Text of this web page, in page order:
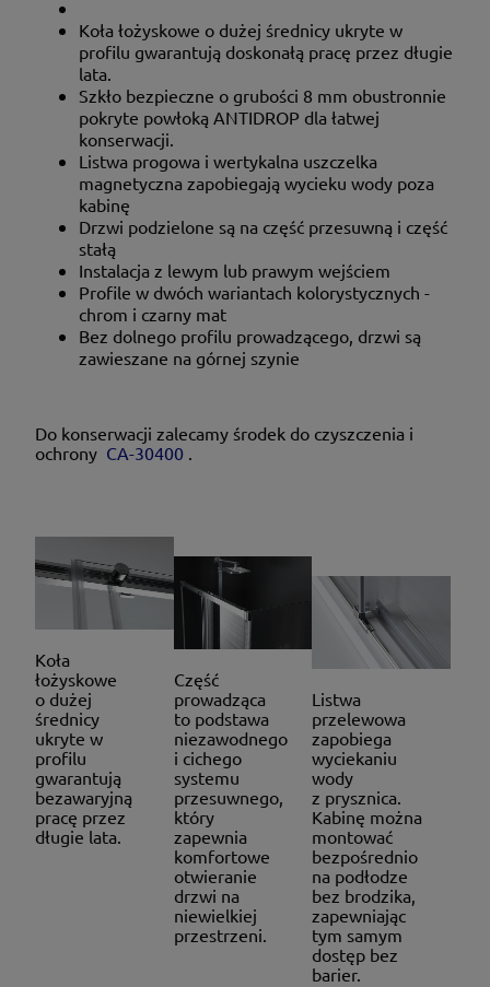
Koła łożyskowe o dużej średnicy ukryte w
profilu gwarantują doskonałą pracę przez długie
lata.
Szkło bezpieczne o grubości 8 mm obustronnie
pokryte powłoką ANTIDROP dla łatwej
konserwacji.
Listwa progowa i wertykalna uszczelka
magnetyczna zapobiegają wycieku wody poza
kabinę
Drzwi podzielone są na część przesuwną i część
stałą
Instalacja z lewym lub prawym wejściem
Profile w dwóch wariantach kolorystycznych -
chrom i czarny mat
Bez dolnego profilu prowadzącego, drzwi są
zawieszane na górnej szynie
Do konserwacji zalecamy środek do czyszczenia i
ochrony CA-30400
Koła
łożyskowe
o dużej
średnicy
ukryte w
profilu
gwarantują
bezawaryjną
pracę przez
długie lata.
Część
prowadząca
to podstawa
niezawodnego
i cichego
systemu
przesuwnego,
który
zapewnia
komfortowe
otwieranie
drzwi na
niewielkiej
przestrzeni.
Listwa
przelewowa
zapobiega
wyciekaniu
wody
z prysznica.
Kabinę można
montować
bezpośrednio
na podłodze
bez brodzika,
zapewniając
tym samym
dostęp bez
barier.